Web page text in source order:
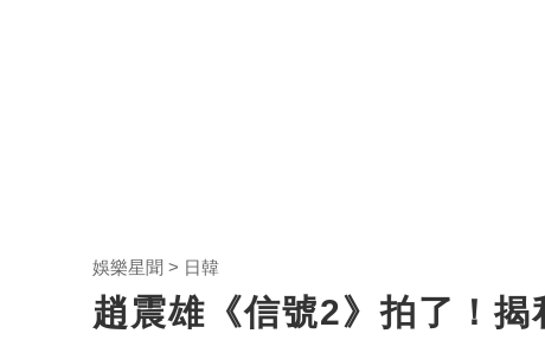
娛樂星聞 日韓
趙震雄《信號2》拍了！